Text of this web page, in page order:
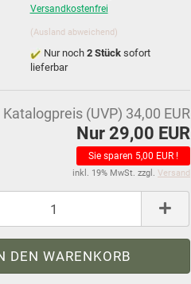
Versandkostenfrei
(Ausland abweichend)
Nur noch 2 Stücksofort
lieferbar
Katalogpreis (UVP) 34,00 EUR
Nur 29,00 EUR
Sie sparen 5,00 EUR !
inkl. 19% MwSt. zzgl. Versand